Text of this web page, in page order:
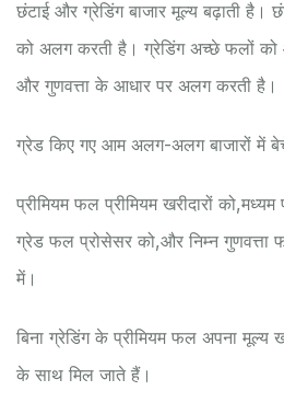
छंटाई और ग्रेडिंग बाजार मूल्य बढ़ाती
को अलग करती है। ग्रेडिंग अच्छे फलों को
और गुणवत्ता के आधार पर अलग करती है।
ग्रेड किए गए आम अलग-अलग बाजारों में
प्रीमियम फल प्रीमियम खरीदारों को,मध्यम
ग्रेड फल प्रोसेसर को,और निम्न गुणवत्ता
में।
बिना ग्रेडिंग के प्रीमियम फल अपना मूल्य
के साथ मिल जाते हैं।